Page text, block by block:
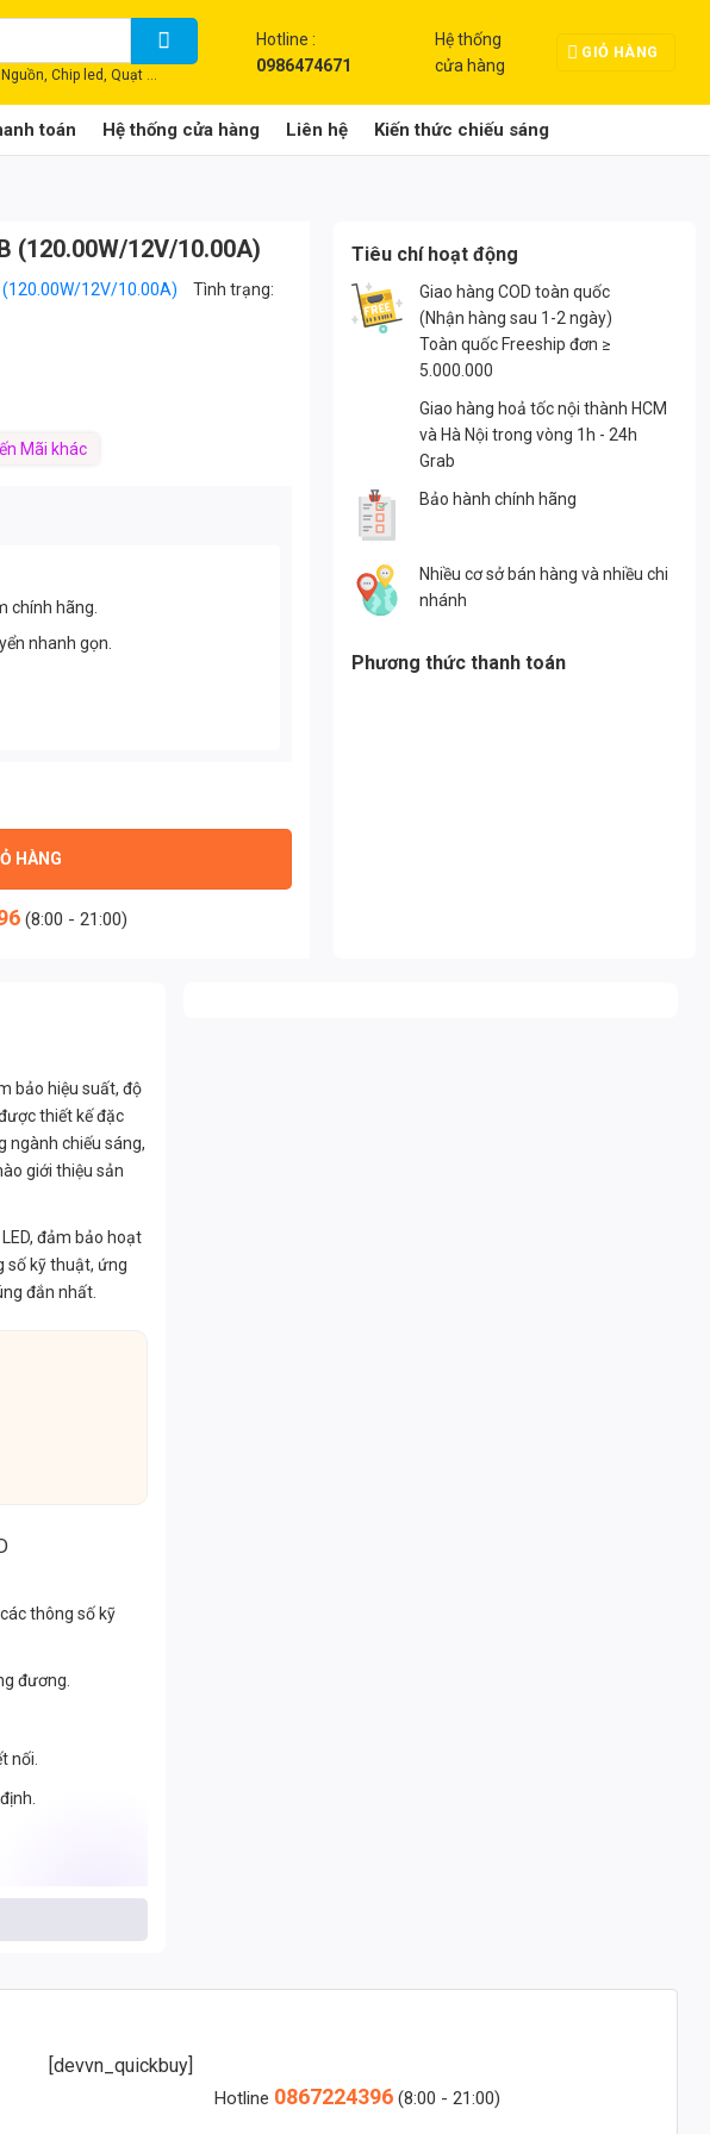
Chip led, Quạt ...
Hotline :
0986474671
Hệ thống
cửa hàng
GIỎ HÀNG
toán Hệ thống cửa hàng Liên hệ Kiến thức chiếu sáng
(120.00W/12V/10.00A)
(120.00W/12V/10.00A)
Tình trạng:
Mãi khác
chính hãng.
nhanh gọn.
10.00A) số lượng
HÀNG
(8:00 - 21:00)
Tiêu chí hoạt động
Giao hàng COD toàn quốc
(Nhận hàng sau 1-2 ngày)
Toàn quốc Freeship đơn ≥
5.000.000
Giao hàng hoả tốc nội thành HCM
và Hà Nội trong vòng 1h - 24h
Grab
Bảo hành chính hãng
Nhiều cơ sở bán hàng và nhiều chi
nhánh
Phương thức thanh toán
bảo hiệu suất, độ
thiết kế đặc
ngành chiếu sáng,
giới thiệu sản
đảm bảo hoạt
số kỹ thuật, ứng
đắn nhất.
thông số kỹ
đương.
nối.
[devvn_quickbuy]
Hotline 0867224396 (8:00 - 21:00)